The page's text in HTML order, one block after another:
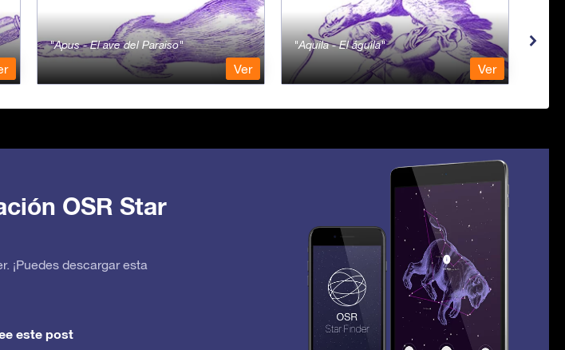
Apus - El ave del Paraiso
Ver
Aquila - El águila
Ver
OSR Star
¡Puedes descargar esta
este post